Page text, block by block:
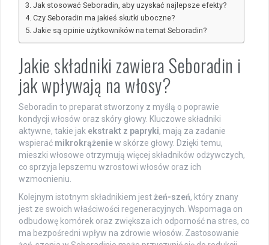
Jak stosować Seboradin, aby uzyskać najlepsze efekty?
Czy Seboradin ma jakieś skutki uboczne?
Jakie są opinie użytkowników na temat Seboradin?
Jakie składniki zawiera Seboradin i
jak wpływają na włosy?
Seboradin to preparat stworzony z myślą o poprawie
kondycji włosów oraz skóry głowy. Kluczowe składniki
aktywne, takie jak ekstrakt z papryki, mają za zadanie
wspierać mikrokrążeniew skórze głowy. Dzięki temu,
mieszki włosowe otrzymują więcej składników odżywczych,
co sprzyja lepszemu wzrostowi włosów oraz ich
wzmocnieniu.
Kolejnym istotnym składnikiem jestżeń-szeń, który znany
jest ze swoich właściwości regeneracyjnych. Wspomaga on
odbudowę komórek oraz zwiększa ich odporność na stres, co
ma bezpośredni wpływ na zdrowie włosów. Zastosowanie